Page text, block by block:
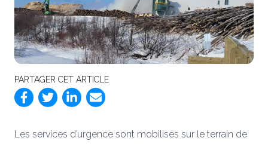
PARTAGER CET ARTICLE
Les services d’urgence sont mobilisés sur le terrain de